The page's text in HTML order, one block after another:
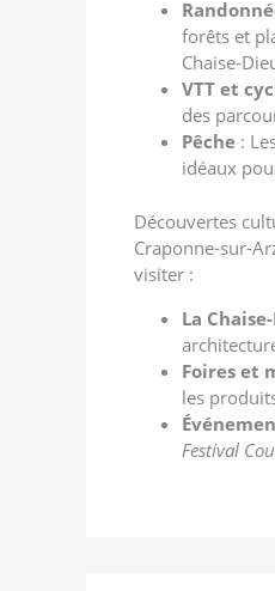
forêts et
Chaise-
VTT et
des
Pêche :
idéaux
Découvertes
Craponne-sur-
visiter :
La
Foires et
les
Festival